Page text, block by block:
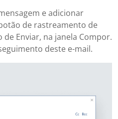
e adicionar
de rastreamento de
Enviar, na janela Compor.
deste e-mail.